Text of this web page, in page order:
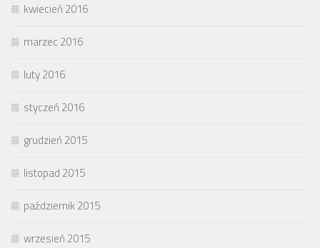
kwiecień 2016
marzec 2016
luty 2016
styczeń 2016
grudzień 2015
listopad 2015
październik 2015
wrzesień 2015